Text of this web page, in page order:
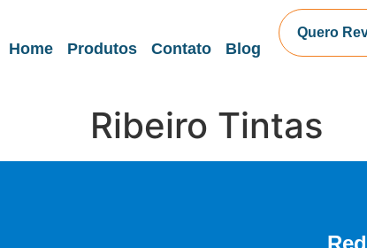
Home Produtos Contato Blog
Quero
Ribeiro Tintas